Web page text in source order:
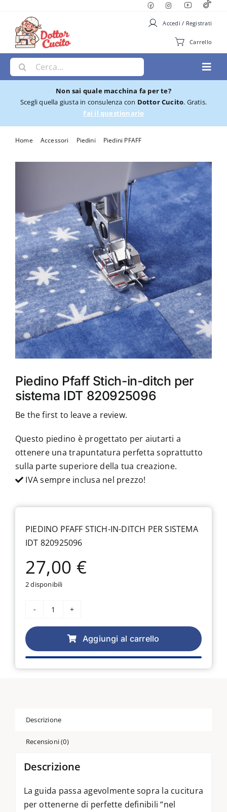
contenuto
Accedi / Registrati
Carrello
Cerca
per:
Macchine per Cucire
Ricamatrici
Cucito e Ricamo
Accessori
Piedini
Servizi
Blog
Contatti
Non sai quale macchina fa per te?
Scegli quella giusta in consulenza con Dottor Cucito. Gratis.
Fai il questionario
Home Accessori Piedini
Piedini PFAFF
Piedino Pfaff Stich-in-ditch per
sistema IDT 820925096
Be the first to leave a review.
Questo piedino è progettato per aiutarti a
ottenere una trapuntatura perfetta soprattutto
sulla parte superiore della tua creazione.
IVA sempre inclusa nel prezzo!
PIEDINO PFAFF STICH-IN-DITCH PER SISTEMA
IDT 820925096
27,00€
2 disponibili
Piedino
Pfaff
Stich-
ditch
per
Aggiungi al carrello
Descrizione
Recensioni (0)
Descrizione
La guida passa agevolmente sopra la cucitura
per ottenerne di perfette definibili “nel